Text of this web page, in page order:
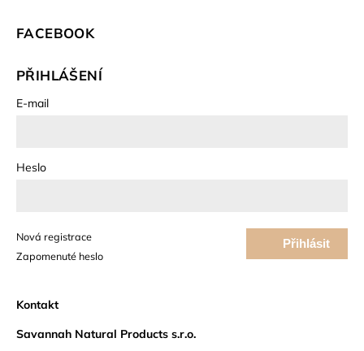
FACEBOOK
PŘIHLÁŠENÍ
E-mail
Heslo
Přihlásit
Nová registrace
Zapomenuté heslo
Kontakt
Savannah Natural Products s.r.o.